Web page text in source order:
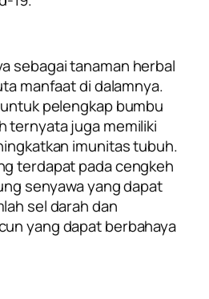
sebagai tanaman herbal
manfaat di dalamnya.
pelengkap bumbu
ternyata juga memiliki
imunitas tubuh.
terdapat pada cengkeh
senyawa yang dapat
sel darah dan
yang dapat berbahaya